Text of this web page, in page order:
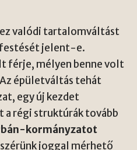
ez valódi tartalomváltást
jelent-e.
férje, mélyen benne volt
épületváltás tehát
egy új kezdet
régi struktúrák tovább
kormányzatot
joggal mérhető